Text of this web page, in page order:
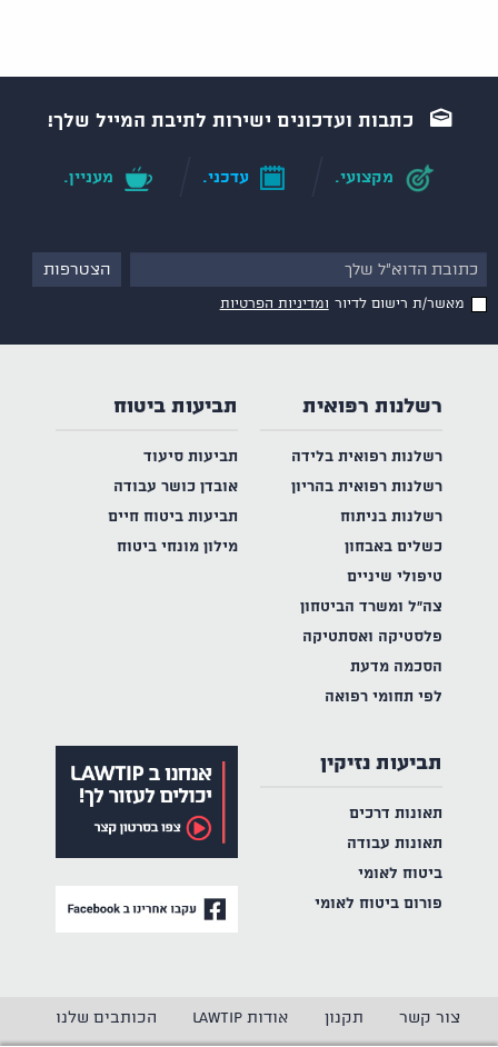
כתבות ועדכונים ישירות לתיבת המייל שלך!
מקצועי. עדכני. מעניין.
מאשר/ת רישום לדיור ומדיניות הפרטיות
רשלנות רפואית
רשלנות רפואית בלידה
רשלנות רפואית בהריון
רשלנות בניתוח
כשלים באבחון
טיפולי שיניים
צה"ל ומשרד הביטחון
פלסטיקה ואסתטיקה
הסכמה מדעת
לפי תחומי רפואה
תביעות ביטוח
תביעות סיעוד
אובדן כושר עבודה
תביעות ביטוח חיים
מילון מונחי ביטוח
תביעות נזיקין
תאונות דרכים
תאונות עבודה
ביטוח לאומי
פורום ביטוח לאומי
צור קשר תקנון אודות LAWTIP הכותבים שלנו